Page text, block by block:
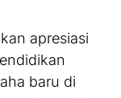
apresiasi
baru di